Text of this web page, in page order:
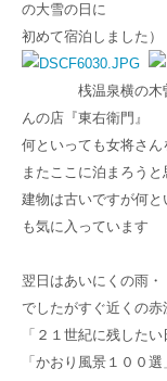
の大雪の日に
初めて宿泊しました）
桟温泉横
んの店『東右衛門』
何といっても女将さん
またここに泊まろう
建物は古いですが何
も気に入っています
翌日はあいにくの雨・
でしたがすぐ近くの赤
「２１世紀に残した
「かおり風景１００選